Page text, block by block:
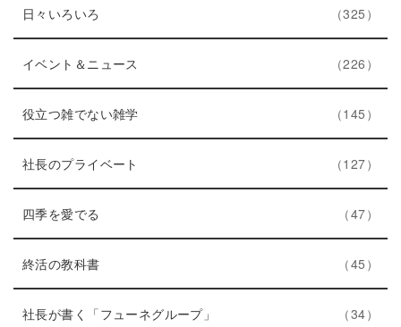
数
リ
数
日々いろいろ
ン
ト
リ
ー
数
325
イベント＆ニュース
ン
ト
リ
数
226
役立つ雑でない雑学エ
ン
リ
数
145
件
社長のプライベート
ン
リ
数
127
四季を愛でる
ン
ト
リ
ー
47
終活の教科書エ
ン
ト
45
件
社長が書く「フューネグループ」 34